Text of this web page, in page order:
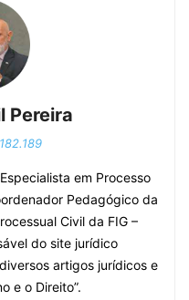
Pereira
em Processo
Pedagógico da
Civil da FIG –
do site jurídico
artigos jurídicos e
e o Direito”.